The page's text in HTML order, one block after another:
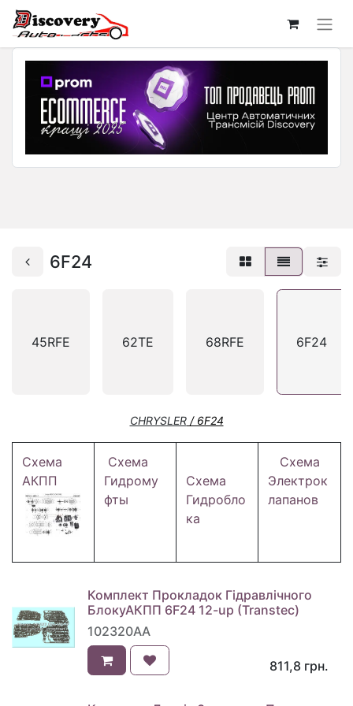
6F24
45RFE 62TE 68RFE 6F24
CHRYSLER/ 6F24
Схема
АКПП
Схема
Гидрому
фты
Схема
Гидробло
ка
Схема
Электрок
лапанов
Комплект Прокладок Гідравлічного
БлокуАКПП 6F24 12-up (Transtec)
102320AA
811,8 грн.